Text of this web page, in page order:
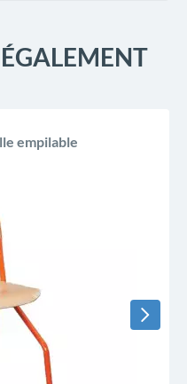
empilable